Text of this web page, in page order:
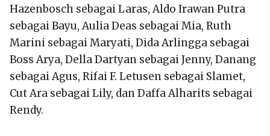
Hazenbosch sebagai Laras, Aldo Irawan Putra
sebagai Bayu, Aulia Deas sebagai Mia, Ruth
Marini sebagai Maryati, Dida Arlingga sebagai
Boss Arya, Della Dartyan sebagai Jenny, Danang
sebagai Agus, Rifai F. Letusen sebagai Slamet,
Cut Ara sebagai Lily, dan Daffa Alharits sebagai
Rendy.